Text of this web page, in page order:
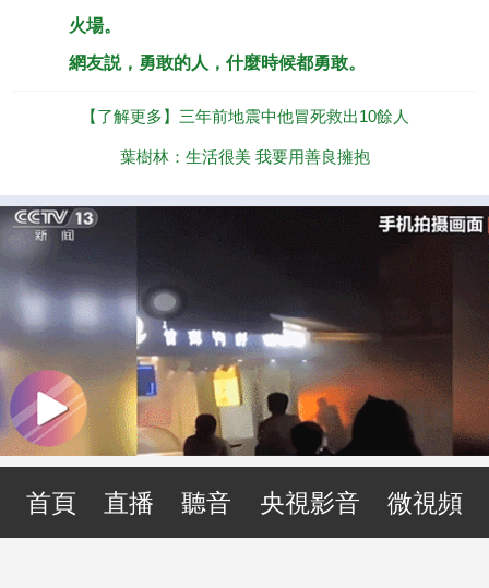
火場。
網友説，勇敢的人，什麼時候都勇敢。
【了解更多】三年前地震中他冒死救出10餘人
葉樹林：生活很美 我要用善良擁抱
首頁 直播 聽音 央視影音 微視頻